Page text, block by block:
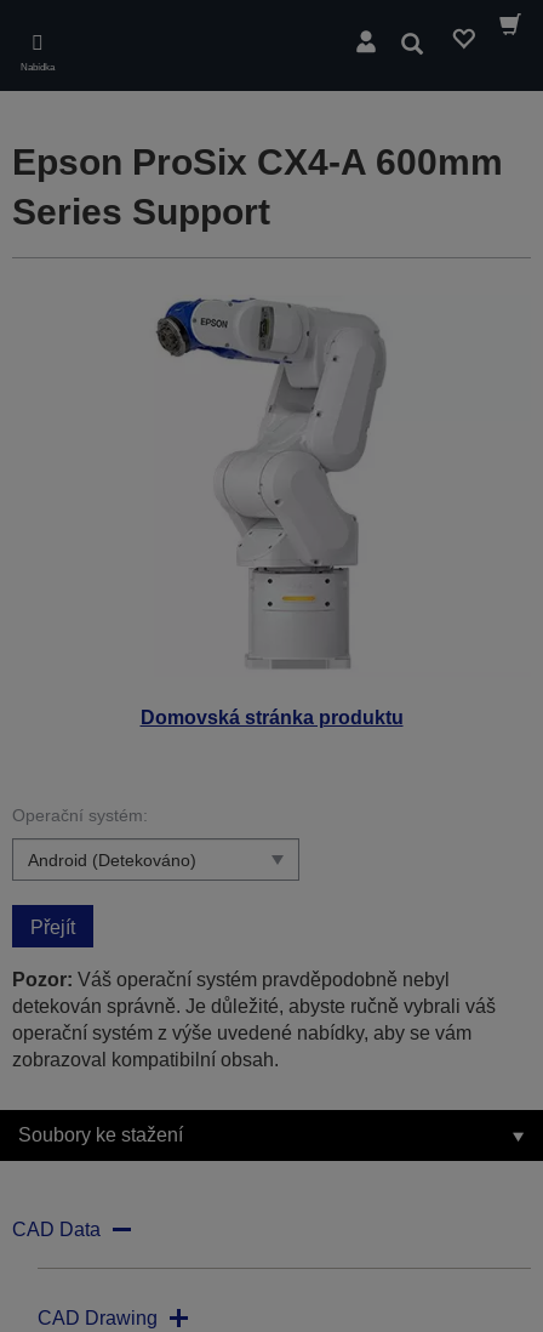
main
content
Nabídka
Hledat
Domovská stránka produktu
Epson ProSix CX4-A 600mm
Series Support
Operační systém:
Přejít
Pozor: Váš operační systém pravděpodobně nebyl
detekován správně. Je důležité, abyste ručně vybrali váš
operační systém z výše uvedené nabídky, aby se vám
zobrazoval kompatibilní obsah.
Soubory ke stažení
CAD Data
CAD Drawing